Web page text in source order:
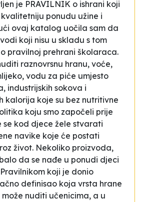
je PRAVILNIK o ishrani koji
ponudu užine i
ovaj katalog uočila sam da
koji nisu u skladu s tom
pravilnoj prehrani školaraca.
raznovrsnu hranu, voće,
vodu za piće umjesto
industrijskih sokova i
kalorija koje su bez nutritivne
koju smo započeli prije
se kod djece žele stvarati
navike koje će postati
život. Nekoliko proizvoda,
da se nađe u ponudi djeci
koji je donio
definisao koja vrsta hrane
nuditi učenicima, a u